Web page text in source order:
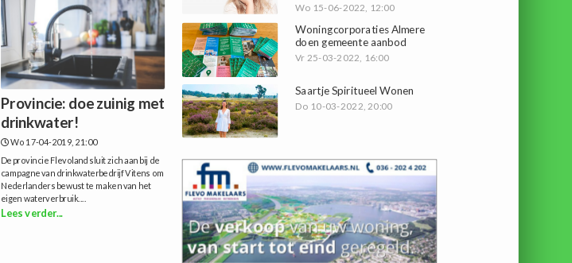
Provincie: doe zuinig met
drinkwater!
Wo 17-04-2019, 21:00
De provincie Flevoland sluit zich aan bij de
campagne van drinkwaterbedrijf Vitens om
Nederlanders bewust te maken van het
eigen waterverbruik....
Lees verder...
Wo 15-06-2022, 12:00
Woningcorporaties Almere
doen gemeente aanbod
Vr 25-03-2022, 16:00
Saartje Spiritueel Wonen
Do 10-03-2022, 20:00